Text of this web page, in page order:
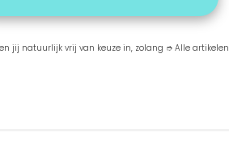
jij natuurlijk vrij van keuze in, zolang ➮ Alle artikelen